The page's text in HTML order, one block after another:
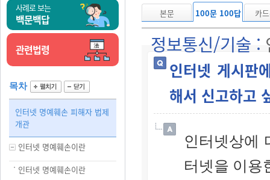
사례로 보는
백문백답
관련법령
목차
인터넷 명예훼손 피해자 법제
개관
인터넷 명예훼손이란
인터넷 명예훼손이란
본문 100문 100답 카
정보통신/기술 :
인터넷 게시판
해서 신고하고
인터넷상에
터넷을 이용